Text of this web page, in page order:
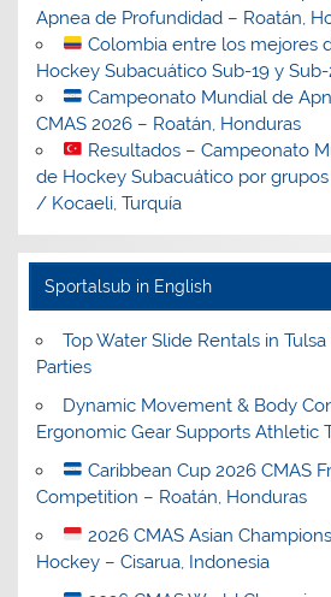
Apnea de Profundidad – Roatán,
Colombia entre los mejores
Hockey Subacuático Sub-19 y
Campeonato Mundial de
CMAS 2026 – Roatán, Honduras
Resultados – Campeonato
de Hockey Subacuático por
/ Kocaeli, Turquía
Sportalsub in English
Top Water Slide Rentals in
Parties
Dynamic Movement & Body
Ergonomic Gear Supports Athletic
Caribbean Cup 2026 CMAS
Competition – Roatán, Honduras
2026 CMAS Asian
Hockey – Cisarua, Indonesia